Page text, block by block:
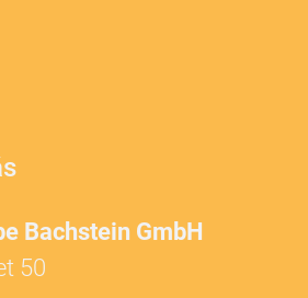
Bachstein GmbH
50